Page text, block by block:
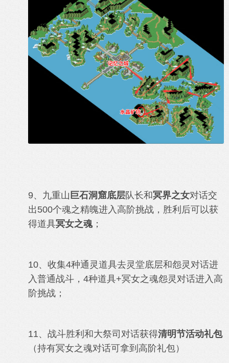
9、九重山 巨石洞窟底层队长和冥界之女对话交
出500个魂之精魄进入高阶挑战，胜利后可以获
得道具冥女之魂；
10、收集4种通灵道具去灵堂底层和怨灵对话进
入普通战斗， 4种道具+冥女之魂怨灵对话进入高
阶挑战；
11、 战斗胜利和大祭司对话获得清明节活动礼包
（持有冥女之魂对话可拿到高阶礼包）